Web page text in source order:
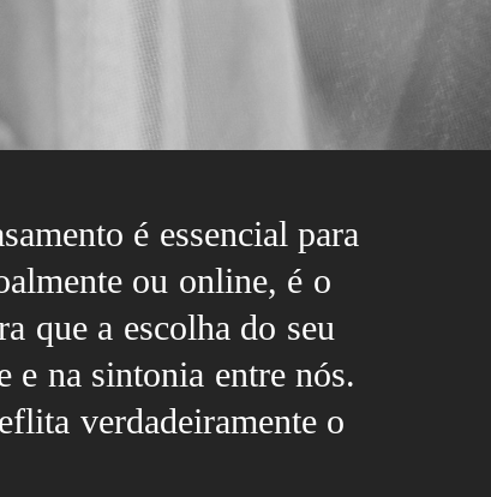
é essencial para
ou online, é o
que a escolha do seu
e na sintonia entre nós.
verdadeiramente o